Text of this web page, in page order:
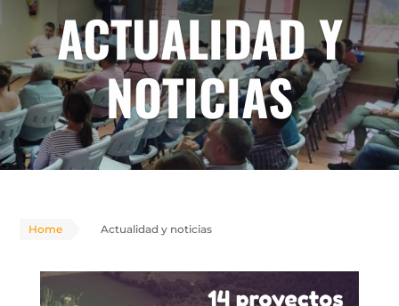
ACTUALIDAD Y
NOTICIAS
Home Actualidad y noticias